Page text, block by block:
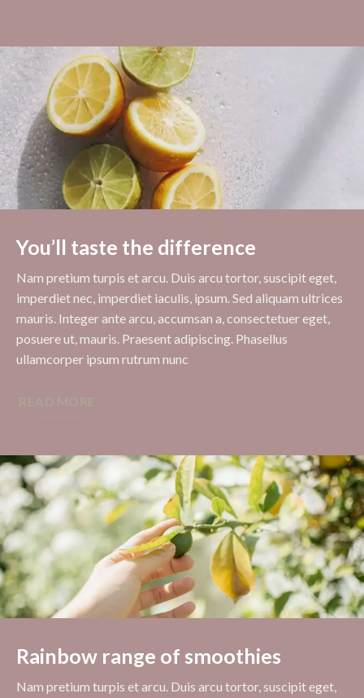
You’ll taste the difference
Nam pretium turpis et arcu. Duis arcu tortor, suscipit eget,
imperdiet nec, imperdiet iaculis, ipsum. Sed aliquam ultrices
mauris. Integer ante arcu, accumsan a, consectetuer eget,
posuere ut, mauris. Praesent adipiscing. Phasellus
ullamcorper ipsum rutrum nunc
Rainbow range of smoothies
Nam pretium turpis et arcu. Duis arcu tortor, suscipit eget,